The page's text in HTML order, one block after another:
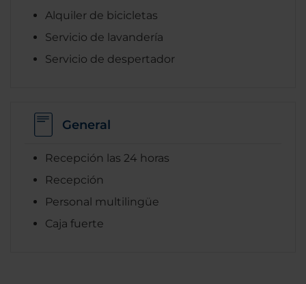
Alquiler de bicicletas
Servicio de lavandería
Servicio de despertador
General
Recepción las 24 horas
Recepción
Personal multilingüe
Caja fuerte